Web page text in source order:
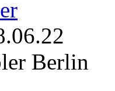
Berlin